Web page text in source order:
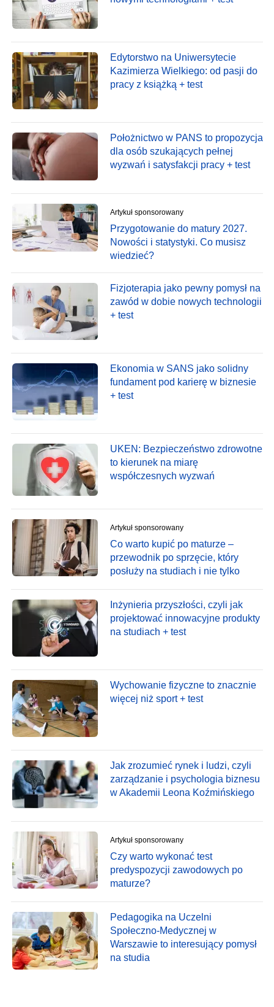
Edytorstwo na Uniwersytecie
Kazimierza Wielkiego: od pasji do
pracy z książką + test
Położnictwo w PANS to propozycja
dla osób szukających pełnej
wyzwań i satysfakcji pracy + test
Artykuł sponsorowany
Przygotowanie do matury 2027.
Nowości i statystyki. Co musisz
wiedzieć?
Fizjoterapia jako pewny pomysł na
zawód w dobie nowych technologii
+ test
Ekonomia w SANS jako solidny
fundament pod karierę w biznesie
+ test
UKEN: Bezpieczeństwo zdrowotne
to kierunek na miarę
współczesnych wyzwań
Artykuł sponsorowany
Co warto kupić po maturze –
przewodnik po sprzęcie, który
posłuży na studiach i nie tylko
Inżynieria przyszłości, czyli jak
projektować innowacyjne produkty
na studiach + test
Wychowanie fizyczne to znacznie
więcej niż sport + test
Jak zrozumieć rynek i ludzi, czyli
zarządzanie i psychologia biznesu
w Akademii Leona Koźmińskiego
Artykuł sponsorowany
Czy warto wykonać test
predyspozycji zawodowych po
maturze?
Pedagogika na Uczelni
Społeczno-Medycznej w
Warszawie to interesujący pomysł
na studia